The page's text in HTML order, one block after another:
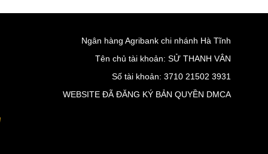
Ngân hàng Agribank chi nhánh Hà Tĩnh
Tên chủ tài khoản: SỬ THANH VÂN
Số tài khoản: 3710 21502 3931
WEBSITE ĐÃ ĐĂNG KÝ BẢN QUYỀN DMCA